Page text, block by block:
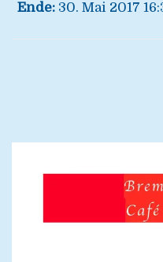
Ende: 30. Mai 2017